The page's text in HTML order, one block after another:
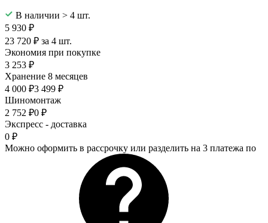
В наличии > 4 шт.
5 930 ₽
23 720 ₽ за 4 шт.
Экономия при покупке
3 253 ₽
Хранение 8 месяцев
4 000 ₽3 499 ₽
Шиномонтаж
2 752 ₽0 ₽
Экспресс - доставка
0 ₽
Можно оформить в рассрочку или разделить на 3 платежа по